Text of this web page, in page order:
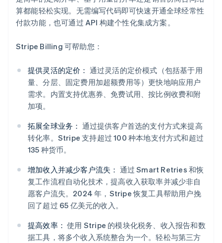
算都能轻松实现。无需编写代码即可快速开通全球经常性
付款功能，也可通过 API 构建个性化集成方案。
Stripe Billing 可帮助您：
提供灵活的定价： 通过灵活的定价模式（包括基于用
量、分层、固定费用加超额费用等）更快地响应用户
需求。内置支持优惠券、免费试用、按比例收费和附
加项。
拓展全球业务： 通过提供客户首选的支付方式来提高
转化率。Stripe 支持超过 100 种本地支付方式和超过
135 种货币。
增加收入并减少客户流失： 通过 Smart Retries 和恢
复工作流程自动化技术，提高收入获取率并减少非自
愿客户流失。2024 年，Stripe 恢复工具帮助用户挽
回了超过 65 亿美元的收入。
提高效率： 使用 Stripe 的模块化税务、收入报告和数
据工具，将多个收入系统整合为一个。轻松与第三方
阿联酋
爱尔兰
English
爱沙尼亚
English
奥地利
澳大利亚
English